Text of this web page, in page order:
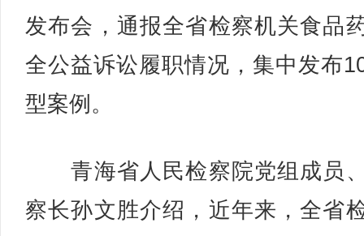
发布会，通报全省检察机关食品
全公益诉讼履职情况，集中发布
型案例。
青海省人民检察院党组成员
察长孙文胜介绍，近年来，全省